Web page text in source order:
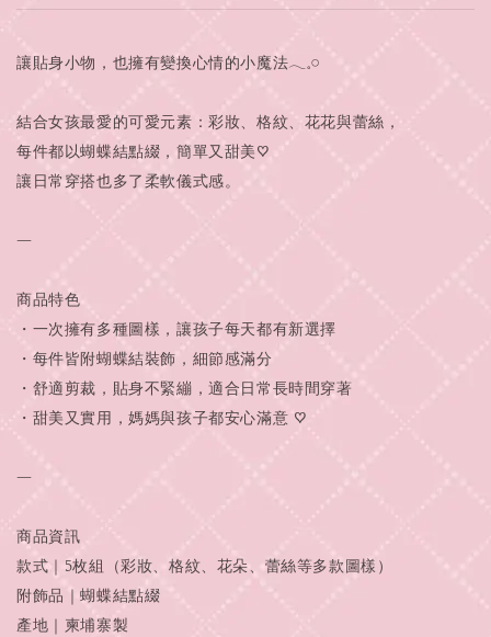
讓貼身小物，也擁有變換心情的小魔法𓂃𓈒𓏸
結合女孩最愛的可愛元素：彩妝、格紋、花花與蕾絲，
每件都以蝴蝶結點綴，簡單又甜美♡
讓日常穿搭也多了柔軟儀式感。
—
商品特色
・一次擁有多種圖樣，讓孩子每天都有新選擇
・每件皆附蝴蝶結裝飾，細節感滿分
・舒適剪裁，貼身不緊繃，適合日常長時間穿著
・甜美又實用，媽媽與孩子都安心滿意 ♡
—
商品資訊
款式｜5枚組（彩妝、格紋、花朵、蕾絲等多款圖樣）
附飾品｜蝴蝶結點綴
產地｜柬埔寨製